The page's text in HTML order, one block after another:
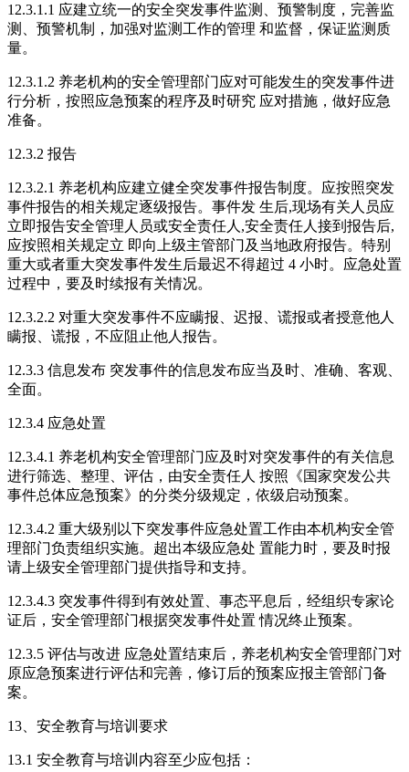
12.3.1.1 应建立统一的安全突发事件监测、预警制度，完善监
测、预警机制，加强对监测工作的管理 和监督，保证监测质
量。
12.3.1.2 养老机构的安全管理部门应对可能发生的突发事件进
行分析，按照应急预案的程序及时研究 应对措施，做好应急
准备。
12.3.2 报告
12.3.2.1 养老机构应建立健全突发事件报告制度。应按照突发
事件报告的相关规定逐级报告。事件发 生后,现场有关人员应
立即报告安全管理人员或安全责任人,安全责任人接到报告后,
应按照相关规定立 即向上级主管部门及当地政府报告。特别
重大或者重大突发事件发生后最迟不得超过 4 小时。应急处置
过程中，要及时续报有关情况。
12.3.2.2 对重大突发事件不应瞒报、迟报、谎报或者授意他人
瞒报、谎报，不应阻止他人报告。
12.3.3 信息发布 突发事件的信息发布应当及时、准确、客观、
全面。
12.3.4 应急处置
12.3.4.1 养老机构安全管理部门应及时对突发事件的有关信息
进行筛选、整理、评估，由安全责任人 按照《国家突发公共
事件总体应急预案》的分类分级规定，依级启动预案。
12.3.4.2 重大级别以下突发事件应急处置工作由本机构安全管
理部门负责组织实施。超出本级应急处 置能力时，要及时报
请上级安全管理部门提供指导和支持。
12.3.4.3 突发事件得到有效处置、事态平息后，经组织专家论
证后，安全管理部门根据突发事件处置 情况终止预案。
12.3.5 评估与改进 应急处置结束后，养老机构安全管理部门对
原应急预案进行评估和完善，修订后的预案应报主管部门备
案。
13、安全教育与培训要求
13.1 安全教育与培训内容至少应包括：